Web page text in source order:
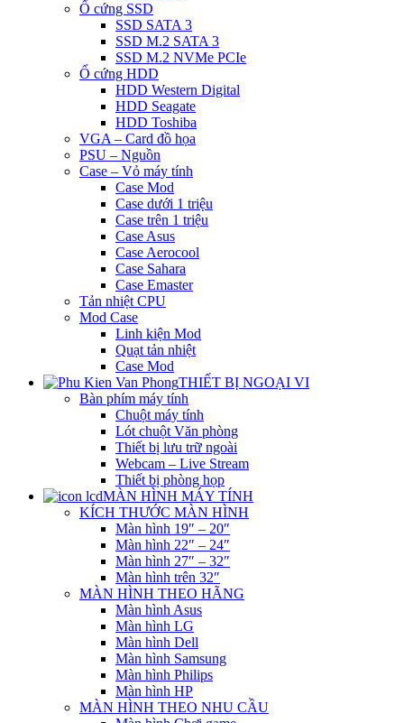
Ổ cứng SSD
SSD SATA 3
SSD M.2 SATA 3
SSD M.2 NVMe PCIe
Ổ cứng HDD
HDD Western Digital
HDD Seagate
HDD Toshiba
VGA – Card đồ họa
PSU – Nguồn
Case – Vỏ máy tính
Case Mod
Case dưới 1 triệu
Case trên 1 triệu
Case Asus
Case Aerocool
Case Sahara
Case Emaster
Tản nhiệt CPU
Mod Case
Linh kiện Mod
Quạt tản nhiệt
Case Mod
THIẾT BỊ NGOẠI VI
Bàn phím máy tính
Chuột máy tính
Lót chuột Văn phòng
Thiết bị lưu trữ ngoài
Webcam – Live Stream
Thiết bị phòng họp
MÀN HÌNH MÁY TÍNH
KÍCH THƯỚC MÀN HÌNH
Màn hình 19″ – 20″
Màn hình 22″ – 24″
Màn hình 27″ – 32″
Màn hình trên 32″
MÀN HÌNH THEO HÃNG
Màn hình Asus
Màn hình LG
Màn hình Dell
Màn hình Samsung
Màn hình Philips
Màn hình HP
MÀN HÌNH THEO NHU CẦU